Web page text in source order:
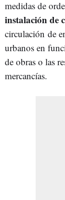
medidas de
instalación de
circulación de
urbanos en
de obras o las
mercancías.